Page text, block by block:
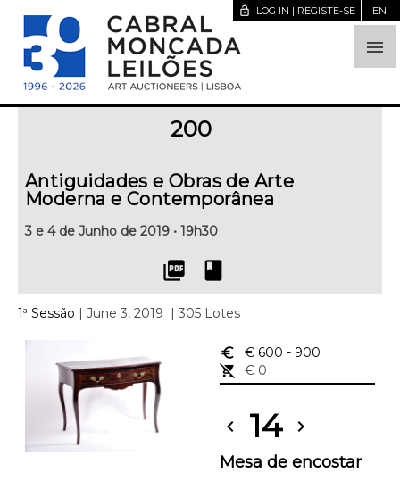

lock_open LOG IN | REGISTE-SE EN
200
Antiguidades e Obras de Arte
Moderna e Contemporânea
3 e 4 de Junho de 2019 • 19h30
picture_as_pdf book
1ª Sessão | June 3, 2019 | 305 Lotes
euro_symbol € 600 - 900
remove_shopping_cart
€ 0
chevron_left 14 chevron_right
Mesa de encostar